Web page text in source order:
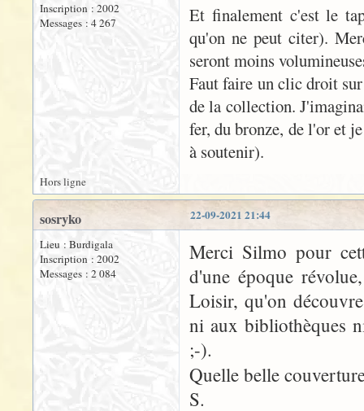
Inscription : 2002
Messages : 4 267
Et finalement c'est le
qu'on ne peut citer).
seront moins
Faut faire un clic droit
de la collection.
fer, du bronze, de l'or et
à soutenir).
Hors ligne
22-09-2021 21:44
sosryko
Lieu : Burdigala
Inscription : 2002
Messages : 2 084
Merci Silmo pour
d'une époque
Loisir, qu'on
ni aux bibliothèques
;-).
Quelle belle
S.